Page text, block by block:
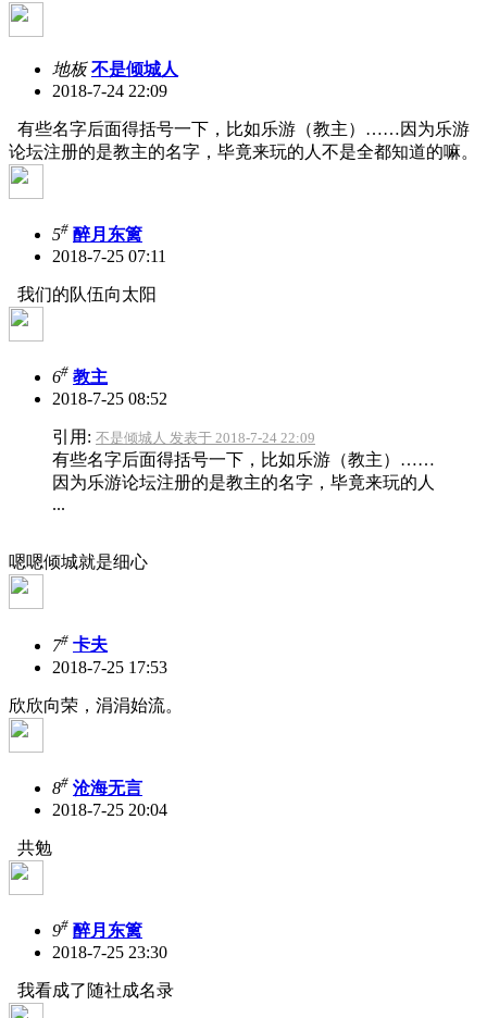
地板 不是倾城人
2018-7-24 22:09
有些名字后面得括号一下，比如乐游（教主）……因为乐游
论坛注册的是教主的名字，毕竟来玩的人不是全都知道的嘛。
5# 醉月东篱
2018-7-25 07:11
我们的队伍向太阳
6# 教主
2018-7-25 08:52
引用: 不是倾城人 发表于 2018-7-24 22:09
有些名字后面得括号一下，比如乐游（教主）……
因为乐游论坛注册的是教主的名字，毕竟来玩的人
...
嗯嗯倾城就是细心
7# 卡夫
2018-7-25 17:53
欣欣向荣，涓涓始流。
8# 沧海无言
2018-7-25 20:04
共勉
9# 醉月东篱
2018-7-25 23:30
我看成了随社成名录